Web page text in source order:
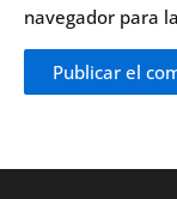
navegador para